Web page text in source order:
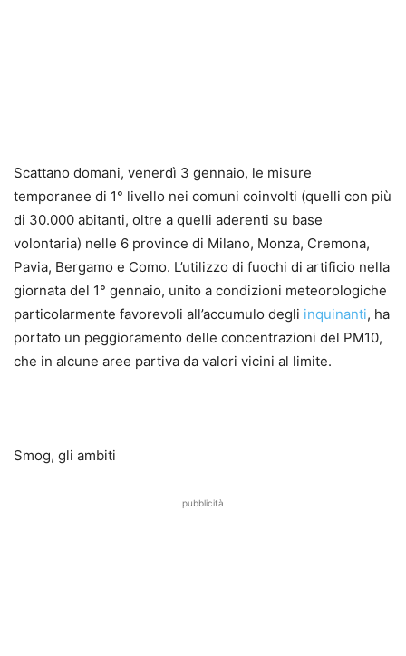
Scattano domani, ‪venerdì 3 gennaio, le misure
temporanee di 1° livello nei comuni coinvolti (quelli con più
di 30.000 abitanti, oltre a quelli aderenti su base
volontaria) nelle 6 province di Milano, Monza, Cremona,
Pavia, Bergamo e Como. L’utilizzo di fuochi di artificio nella
giornata del 1° gennaio, unito a condizioni meteorologiche
particolarmente favorevoli all’accumulo degli inquinanti, ha
portato un peggioramento delle concentrazioni del PM10,
che in alcune aree partiva da valori vicini al limite.
Smog, gli ambiti
pubblicità